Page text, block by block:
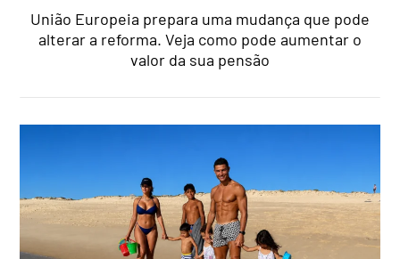
União Europeia prepara uma mudança que pode
alterar a reforma. Veja como pode aumentar o
valor da sua pensão